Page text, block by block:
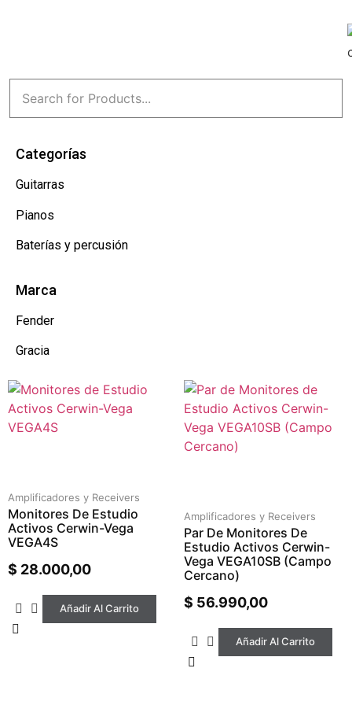
Categorías
Guitarras
Pianos
Baterías y percusión
Marca
Fender
Gracia
Amplificadores y Receivers
Monitores De Estudio
Activos Cerwin-Vega
VEGA4S
$ 28.000,00
Añadir Al Carrito
Amplificadores y Receivers
Par De Monitores De
Estudio Activos Cerwin-
Vega VEGA10SB (Campo
Cercano)
$ 56.990,00
Añadir Al Carrito